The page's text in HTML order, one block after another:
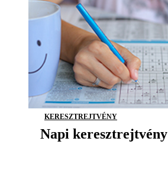
KERESZTREJTVÉNY
Napi keresztrejtvény